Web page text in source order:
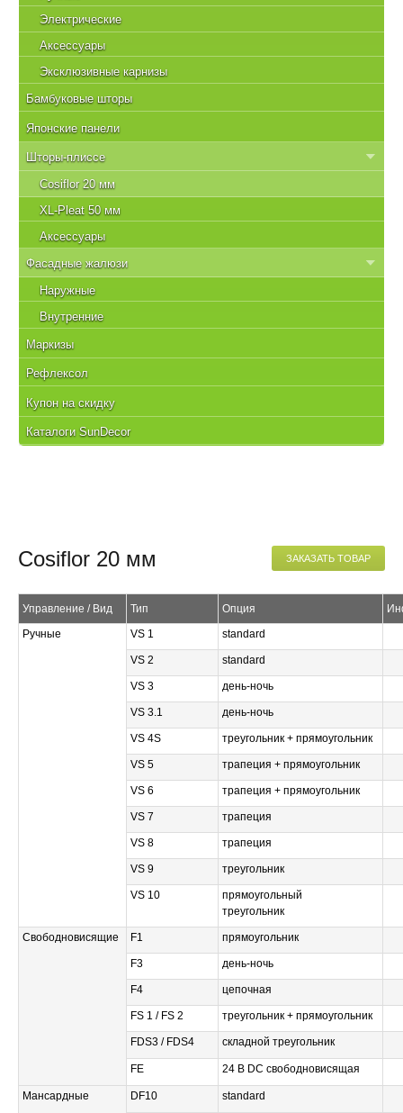
Электрические
Аксессуары
Эксклюзивные карнизы
Бамбуковые шторы
Японские панели
Шторы-плиссе
Cosiflor 20 мм
XL-Pleat 50 мм
Аксессуары
Фасадные жалюзи
Наружные
Внутренние
Маркизы
Рефлексол
Купон на скидку
Каталоги SunDecor
ЗАКАЗАТЬ ТОВАР
Cosiflor 20 мм
Управление / Вид Тип Опция
Ручные
VS 1 standard
VS 2 standard
VS 3 день-ночь
VS 3.1 день-ночь
VS 4S треугольник + прямоугольник
VS 5 трапеция + прямоугольник
VS 6 трапеция + прямоугольник
VS 7 трапеция
VS 8 трапеция
VS 9 треугольник
VS 10
прямоугольный
треугольник
Свободновисящие F1 прямоугольник
F3 день-ночь
F4 цепочная
FS 1 / FS 2 треугольник + прямоугольник
FDS3 / FDS4 складной треугольник
FE 24 В DC свободновисящая
Мансардные DF10 standard